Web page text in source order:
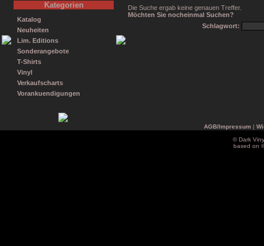
Kategorien
Katalog
Neuheiten
Lim. Editions
Sonderangebote
T-Shirts
Vinyl
Verkaufscharts
Vorankuendigungen
Die Suche ergab keine genauen Treffer.
Möchten Sie nocheinmal Suchen?
Schlagwort:
AGB/Impressum|
© Dark
based on